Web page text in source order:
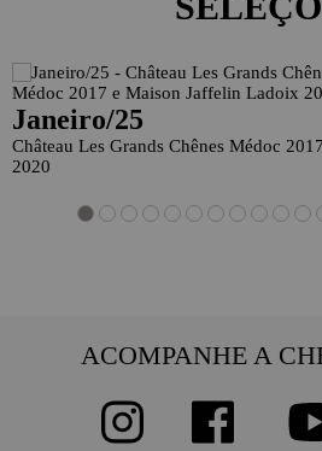
Janeiro/25
Château Les Grands Chênes Médoc
2020
ACOMPANHE A